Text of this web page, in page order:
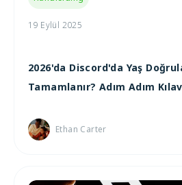
19 Eylül 2025
2026'da Discord'da Yaş
Tamamlanır? Adım Adım
Ethan Carter